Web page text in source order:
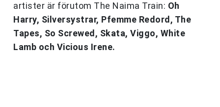
artister är förutom The Naima Train: Oh
Harry, Silversystrar, Pfemme Redord, The
Tapes, So Screwed, Skata, Viggo, White
Lamb och Vicious Irene.